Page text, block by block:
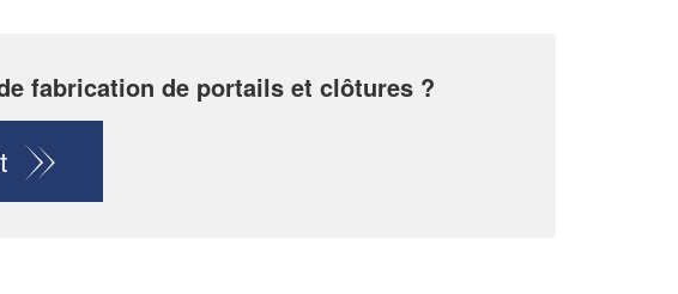
fabrication de portails et clôtures ?